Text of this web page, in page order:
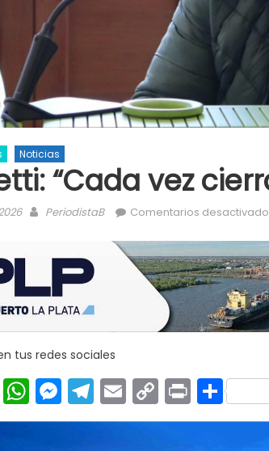
Noticias
“Cada vez
Author
PeriodistaB Comentarios
tus redes sociales
X WhatsApp
Messenger
Telegram
EmailCopy
Link
Print